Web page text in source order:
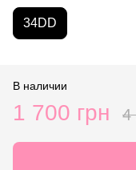
34DD
В наличии
1 700 грн 4